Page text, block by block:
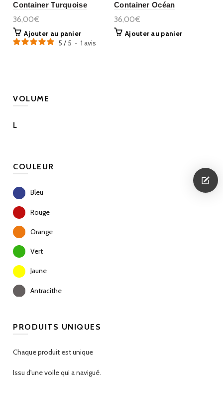
Container Turquoise
36,00€
Ajouter au panier
5 / 5 - 1avis
Container Océan
36,00€
Ajouter au panier
VOLUME
L
COULEUR
Bleu
Rouge
Orange
Vert
Jaune
Antracithe
PRODUITS UNIQUES
Chaque produit est unique
Issu d'une voile qui a navigué.